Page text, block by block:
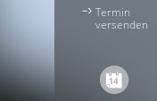
Termin
versenden